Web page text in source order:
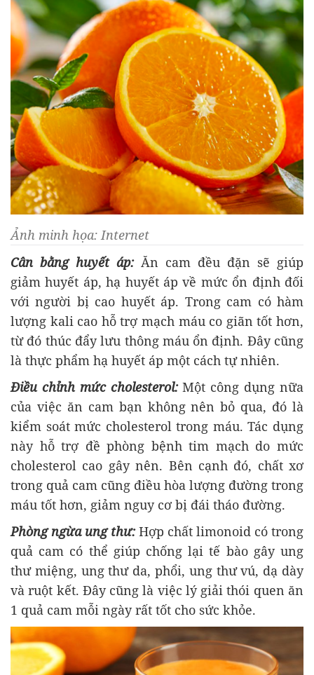
Ảnh minh họa: Internet
Cân bằng huyết áp:Ăn cam đều đặn sẽ giúp
giảm huyết áp, hạ huyết áp về mức ổn định đối
với người bị cao huyết áp. Trong cam có hàm
lượng kali cao hỗ trợ mạch máu co giãn tốt hơn,
từ đó thúc đẩy lưu thông máu ổn định. Đây cũng
là thực phẩm hạ huyết áp một cách tự nhiên.
Điều chỉnh mức cholesterol:Một công dụng nữa
của việc ăn cam bạn không nên bỏ qua, đó là
kiểm soát mức cholesterol trong máu. Tác dụng
này hỗ trợ đề phòng bệnh tim mạch do mức
cholesterol cao gây nên. Bên cạnh đó, chất xơ
trong quả cam cũng điều hòa lượng đường trong
máu tốt hơn, giảm nguy cơ bị đái tháo đường.
Phòng ngừa ung thư:Hợp chất limonoid có trong
quả cam có thể giúp chống lại tế bào gây ung
thư miệng, ung thư da, phổi, ung thư vú, dạ dày
và ruột kết. Đây cũng là việc lý giải thói quen ăn
1 quả cam mỗi ngày rất tốt cho sức khỏe.